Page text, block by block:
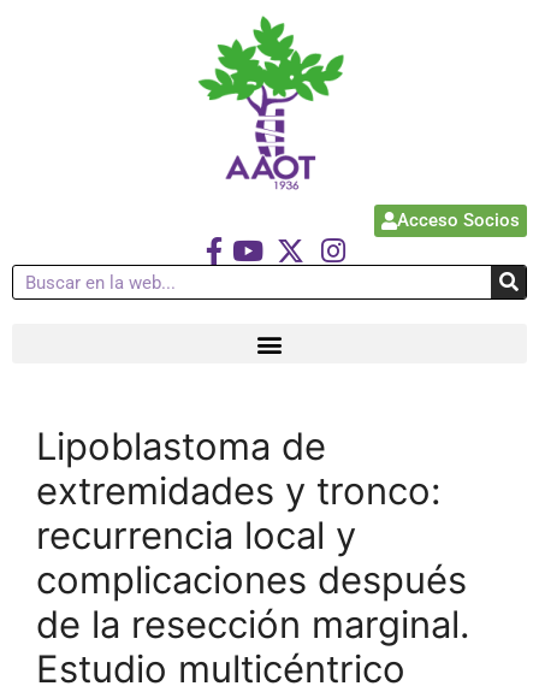
Acceso Socios
Lipoblastoma de
extremidades y tronco:
recurrencia local y
complicaciones después
de la resección marginal.
Estudio multicéntrico